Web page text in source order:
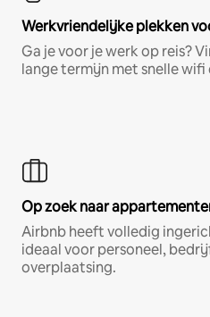
Werkvriendelijke plekken
Ga je voor je werk op reis?
lange termijn met snelle
Op zoek naar
Airbnb heeft volledig
ideaal voor personeel,
overplaatsing.